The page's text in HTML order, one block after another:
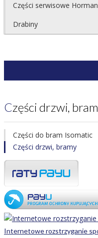
Części serwisowe
Drabiny
Części drzwi,
Części do bram Isomatic
Części drzwi, bramy
Internetowe rozstrzyganie